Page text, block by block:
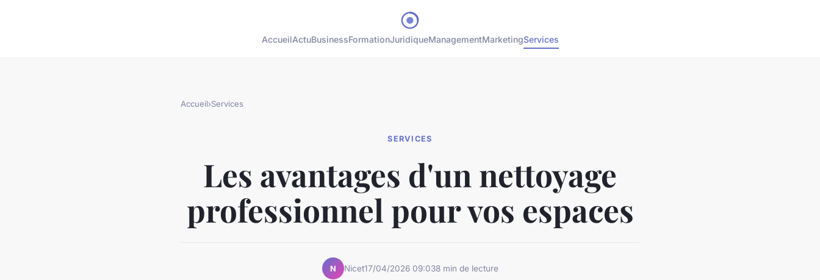
AccueilActuBusinessFormationJuridiqueManagementMarketingServices
Accueil›Services
SERVICES
Les avantages d'un nettoyage
professionnel pour vos espaces
N Nicet17/04/2026 09:038 min de lecture